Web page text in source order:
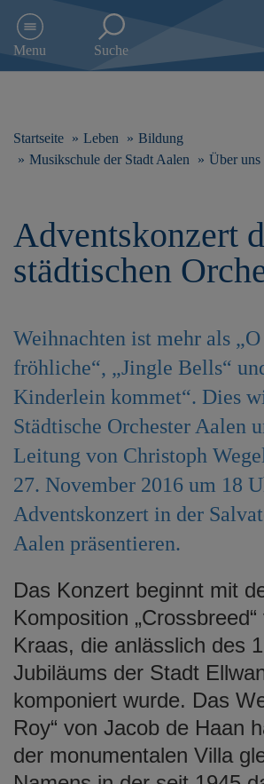
e
Menu Suche
Startseite Leben
Bildung
Musikschule der Stadt Aalen
Über uns
Adventskonzert
städtischen
Weihnachten ist mehr als „O
fröhliche“, „Jingle Bells“
Kinderlein kommet“. Dies
Städtische Orchester Aalen
Leitung von Christoph
27. November 2016 um 18
Adventskonzert in der
Aalen präsentieren.
Das Konzert beginnt mit
Komposition
Kraas, die anlässlich des
Jubiläums der Stadt
komponiert wurde. Das
Roy“ von Jacob de Haan
der monumentalen Villa